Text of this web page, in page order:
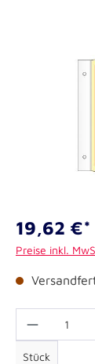
19,62 €*
Preise inkl.
Stück